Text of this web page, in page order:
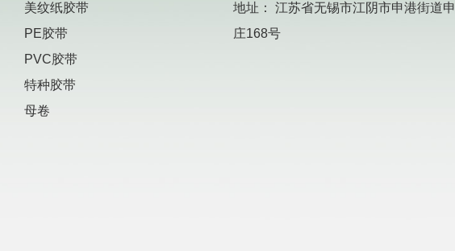
美纹纸胶带
PE胶带
PVC胶带
特种胶带
母卷
地址：
江苏省无锡市江阴市申港街道申
庄168号